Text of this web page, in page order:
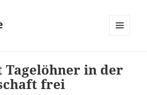
Tagelöhner in der
frei